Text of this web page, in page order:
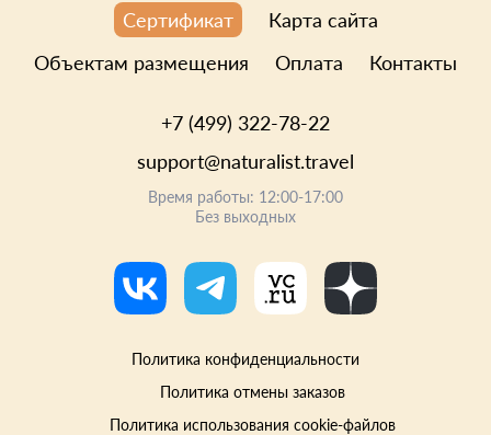
Сертификат
Карта сайта
Объектам размещения
Оплата Контакты
+7 (499) 322-78-22
support@naturalist.travel
Время работы: 12:00-17:00
Без выходных
Политика конфиденциальности
Политика отмены заказов
Политика использования cookie-файлов